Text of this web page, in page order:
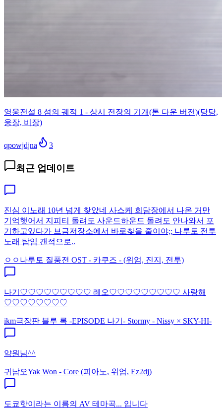
영웅전설 8 섬의 궤적 1 - 상시 전장의 기개(톤 다운 버전)(당당,
웅장, 비장)
qpowjdjna 3
최근 업데이트
진심 이노래 10년 넘게 찾았네 사스케 회담장에서 나온 거만
기억햇어서 지피티 돌려도 사운드하운드 돌려도 안나와서 포
기하고있다가 브금저장소에서 바로찾을 줄이야;; 나루토 전투
노래 탑임 갠적으로..
ㅇㅇ 나루토 질풍전 OST - 카쿠즈 - (위엄, 진지, 전투)
나기♡♡♡♡♡♡♡♡♡ 레오♡♡♡♡♡♡♡♡♡ 사랑해
♡♡♡♡♡♡♡♡
ikm극장판 블루 록 -EPISODE 나기- Stormy - Nissy × SKY-HI-
약원님^^
귀남오Yak Won - Core (피아노, 위엄, Ez2dj)
도쿄핫이라는 이름의 AV 테마곡... 입니다